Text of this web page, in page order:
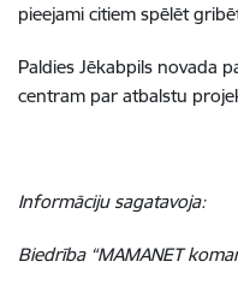
pieejami citiem spēlēt
Paldies Jēkabpils novada
centram par atbalstu
Informāciju sagatavoja:
Biedrība “MAMANET